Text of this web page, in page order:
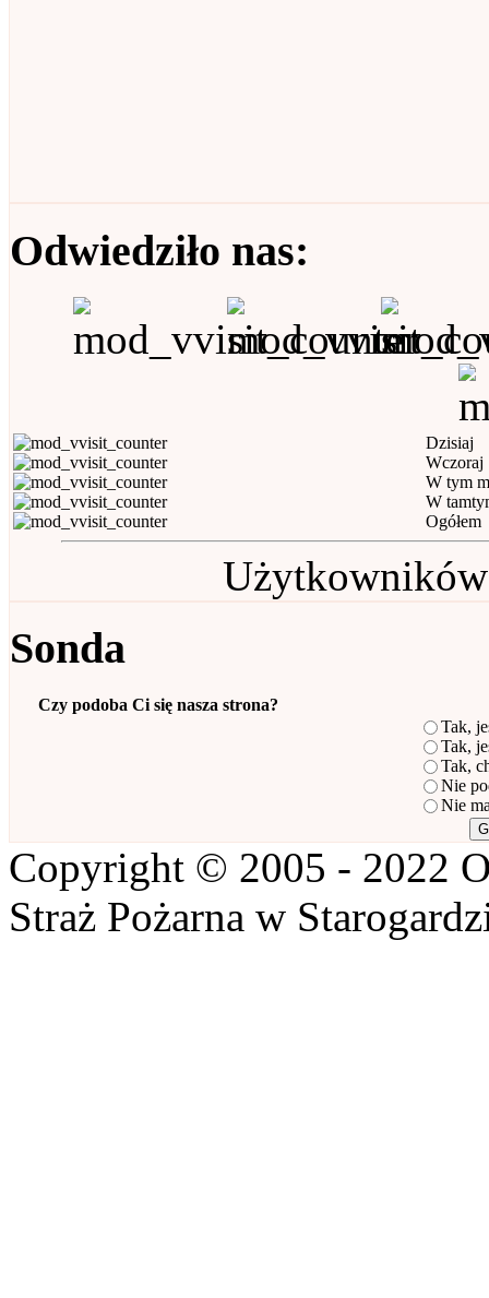
Odwiedziło nas:
Dzisiaj
Wczoraj
W tym
W
Ogółem
Sonda
Czy podoba Ci się nasza strona?
Tak,
Tak,
Tak,
Nie
Nie
Copyright © 2005 - 2022
Straż Pożarna w